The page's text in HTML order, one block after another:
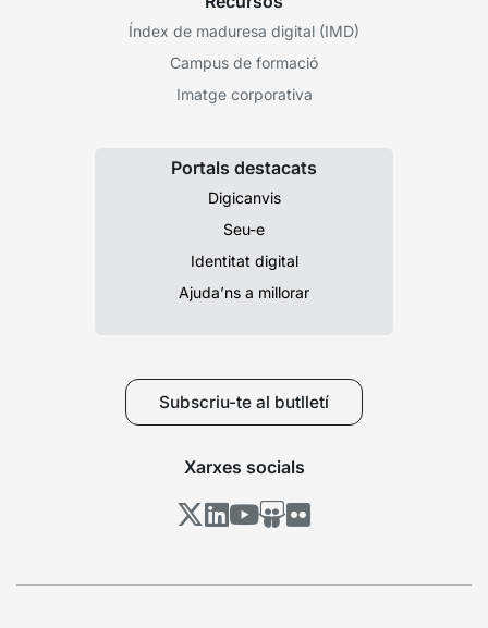
Índex de maduresa digital (IMD)
Campus de formació
Imatge corporativa
Portals destacats
Digicanvis
Seu-e
Identitat digital
Ajuda’ns a millorar
Subscriu-te al butlletí
Xarxes socials